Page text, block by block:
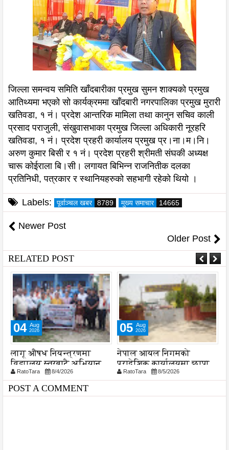
जिल्ला समन्वय समिति खाँदबारीका प्रमुख सुमन शाक्यको प्रमुख
आतिथ्यमा भएको सो कार्यक्रममा खाँदबारी नगरपालिका प्रमुख मुरारी
खतिवडा, १ नं। प्रदेश आन्तरिक मामिला तथा कानुन सचिव काली
प्रसाद पराजुली, संखुवासभाका प्रमुख जिल्ला अधिकारी नूरहरि
खतिवडा, १ नं। प्रदेश प्रहरी कार्यालय प्रमुख प्र।ना।म।नि।
अरुण कुमार बिसी र १ नं। प्रदेश प्रहरी श्रीमती संघकी अध्यक्ष
चारू कोईराला बि।सी। लगायत बिभिन्न राजनितीक दलका
प्रतिनिधी, पत्रकार र स्थानियहरुको सहभागी रहेको थियो ।
Labels: पूर्वाञ्चल खबर 8789 मुख्य समाचार 14665
Newer Post
Older Post
RELATED POST
04 Aug
2026
लागू औषध नियन्त्रणमा
विद्यालय स्तरबाटै अभियान
शुरुRatoTara 8/4/2026
05 Aug
2026
नेपाल आयल निगमको
प्रादेशिक कार्यालयमा छापा
RatoTara 8/5/2026
POST A COMMENT